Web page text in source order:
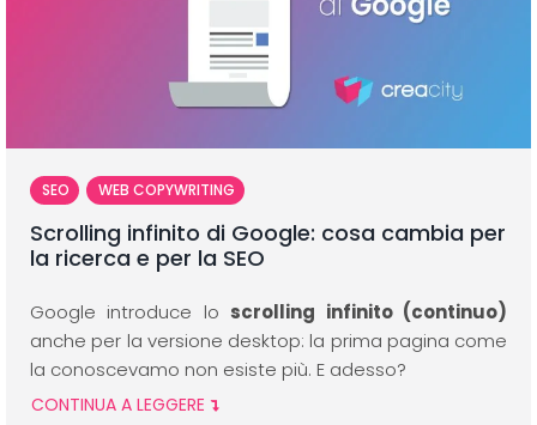
SEO WEB COPYWRITING
Scrolling infinito di Google: cosa cambia per
la ricerca e per la SEO
Google introduce lo scrolling infinito (continuo)
anche per la versione desktop: la prima pagina come
la conoscevamo non esiste più. E adesso?
CONTINUA A LEGGERE